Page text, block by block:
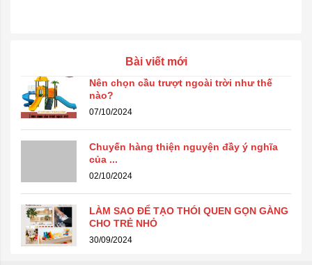
Bài viết mới
Nên chọn cầu trượt ngoài trời như thế
nào?
07/10/2024
Chuyến hàng thiện nguyện đầy ý nghĩa
của ...
02/10/2024
LÀM SAO ĐỂ TẠO THÓI QUEN GỌN GÀNG
CHO TRẺ NHỎ
30/09/2024